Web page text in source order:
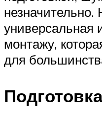
универсальная
монтажу,
для